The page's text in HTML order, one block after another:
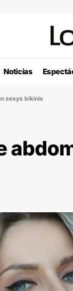
Noticias
sexys bikinis